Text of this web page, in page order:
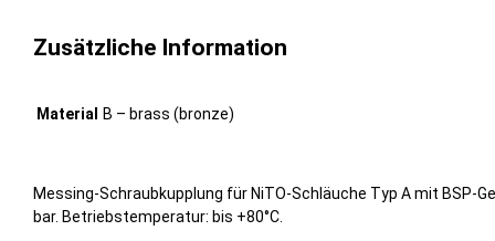
Zusätzliche Information
Material B – brass (bronze)
Messing-Schraubkupplung für NiTO-Schläuche Typ A mit BSP-
bar. Betriebstemperatur: bis +80°C.